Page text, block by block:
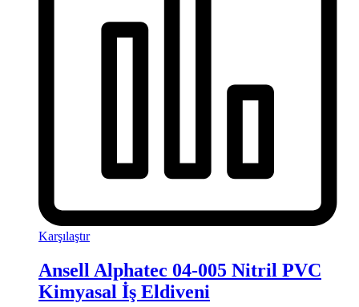
Karşılaştır
Ansell Alphatec 04-005 Nitril PVC
Kimyasal İş Eldiveni